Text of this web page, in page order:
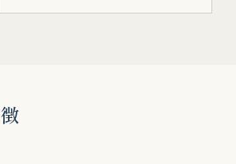
徴